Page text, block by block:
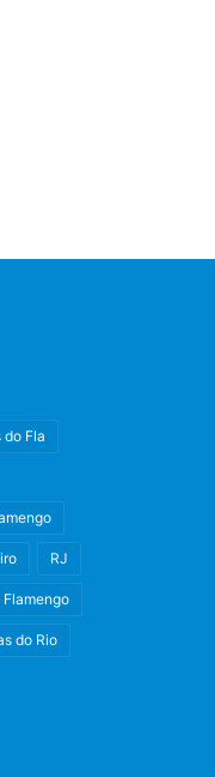
do Fla
RJ
do Rio